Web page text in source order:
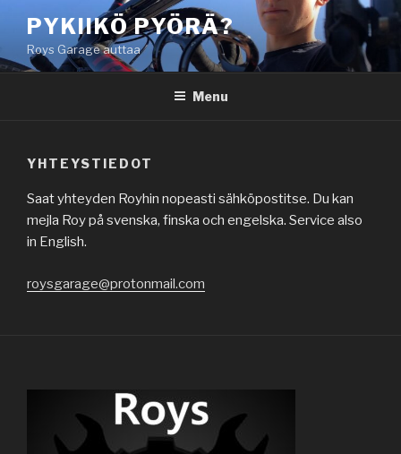
content
PYKIIKÖ PYÖRÄ?
Roys Garage auttaa
Menu
YHTEYSTIEDOT
Saat yhteyden Royhin nopeasti sähköpostitse. Du kan
mejla Roy på svenska, finska och engelska. Service also
in English.
roysgarage@protonmail.com